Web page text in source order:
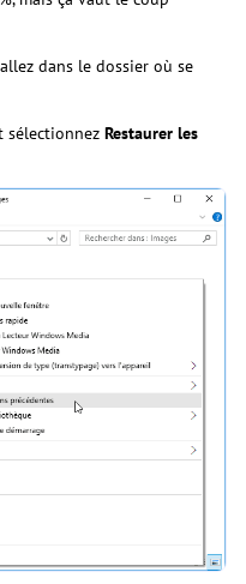
dans le dossier où se
sélectionnez Restaurer les